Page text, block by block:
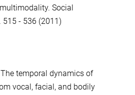
Social
515 - 536 (2011)
The temporal dynamics of
vocal, facial, and bodily